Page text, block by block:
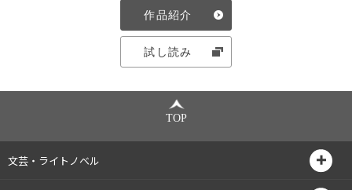
作品紹介
試し読み
TOP
文芸・ライトノベル